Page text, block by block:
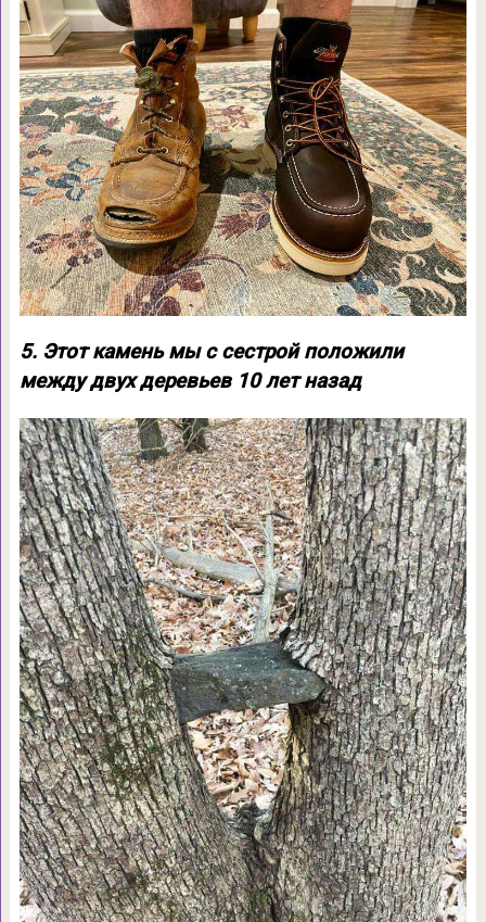
5. Этот камень мы с сестрой положили
между двух деревьев 10 лет назад